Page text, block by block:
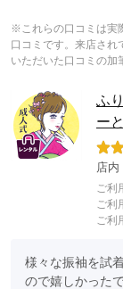
※これらの口コミは実
口コミです。来店され
いただいた口コミの加
ふ
ー
店内
ご利
ご利
ご利
様々な振袖を試
ので嬉しかったで